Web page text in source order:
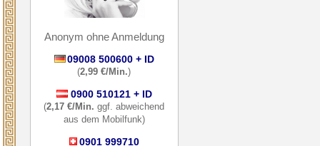
Anonym ohne Anmeldung
09008 500600 + ID
(2,99 €/Min.)
0900 510121 + ID
(2,17 €/Min. ggf. abweichend
aus dem Mobilfunk)
0901 999710